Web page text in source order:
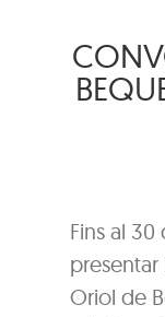
Fins al
presentar
Oriol de